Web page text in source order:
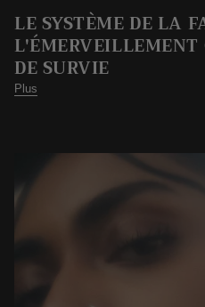
LE SYSTÈME DE LA
DE SURVIE
Plus